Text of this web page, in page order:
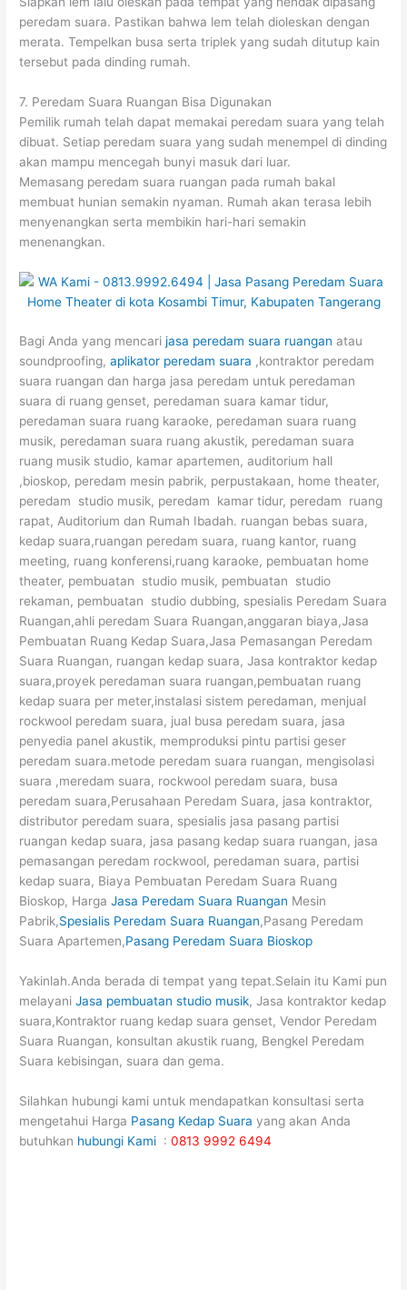
peredam suara. Pastikan bahwa lem telah dioleskan dengan
merata. Tempelkan busa serta triplek yang sudah ditutup kain
tersebut pada dinding rumah.
7. Peredam Suara Ruangan Bisa Digunakan
Pemilik rumah telah dapat memakai peredam suara yang telah
dibuat. Setiap peredam suara yang sudah menempel di dinding
akan mampu mencegah bunyi masuk dari luar.
Memasang peredam suara ruangan pada rumah bakal
membuat hunian semakin nyaman. Rumah akan terasa lebih
menyenangkan serta membikin hari-hari semakin
menenangkan.
Bagi Anda yang mencarijasa peredam suara ruangan atau
soundproofing,aplikator peredam suara ,kontraktor peredam
suara ruangan dan harga jasa peredam untuk peredaman
suara di ruang genset, peredaman suara kamar tidur,
peredaman suara ruang karaoke, peredaman suara ruang
musik, peredaman suara ruang akustik, peredaman suara
ruang musik studio, kamar apartemen, auditorium hall
,bioskop, peredam mesin pabrik, perpustakaan, home theater,
peredam studio musik, peredam kamar tidur, peredam ruang
rapat, Auditorium dan Rumah Ibadah. ruangan bebas suara,
kedap suara,ruangan peredam suara, ruang kantor, ruang
meeting, ruang konferensi,ruang karaoke, pembuatan home
theater, pembuatan studio musik, pembuatan studio
rekaman, pembuatan studio dubbing, spesialis Peredam Suara
Ruangan,ahli peredam Suara Ruangan,anggaran biaya,Jasa
Pembuatan Ruang Kedap Suara,Jasa Pemasangan Peredam
Suara Ruangan, ruangan kedap suara, Jasa kontraktor kedap
suara,proyek peredaman suara ruangan,pembuatan ruang
kedap suara per meter,instalasi sistem peredaman, menjual
rockwool peredam suara, jual busa peredam suara, jasa
penyedia panel akustik, memproduksi pintu partisi geser
peredam suara.metode peredam suara ruangan, mengisolasi
suara ,meredam suara, rockwool peredam suara, busa
peredam suara,Perusahaan Peredam Suara, jasa kontraktor,
distributor peredam suara, spesialis jasa pasang partisi
ruangan kedap suara, jasa pasang kedap suara ruangan, jasa
pemasangan peredam rockwool, peredaman suara, partisi
kedap suara, Biaya Pembuatan Peredam Suara Ruang
Bioskop, HargaJasa Peredam Suara Ruangan Mesin
Pabrik,Spesialis Peredam Suara Ruangan,Pasang Peredam
Suara Apartemen,Pasang Peredam Suara Bioskop
Yakinlah.Anda berada di tempat yang tepat.Selain itu Kami pun
melayaniJasa pembuatan studio musik, Jasa kontraktor kedap
suara,Kontraktor ruang kedap suara genset, Vendor Peredam
Suara Ruangan, konsultan akustik ruang, Bengkel Peredam
Suara kebisingan, suara dan gema.
Silahkan hubungi kami untuk mendapatkan konsultasi serta
mengetahui Harga Pasang Kedap Suara yang akan Anda
butuhkan hubungi Kami :0813 9992 6494